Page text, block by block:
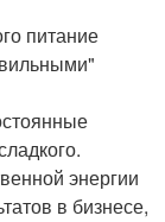
питание
энергии
в бизнесе,